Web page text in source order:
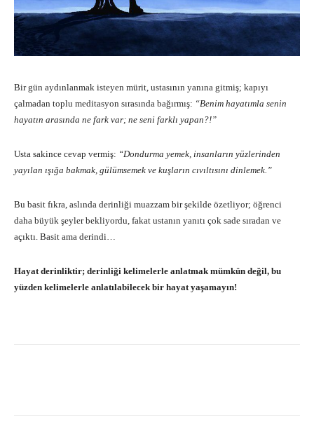
Bir gün aydınlanmak isteyen mürit, ustasının yanına gitmiş; kapıyı
çalmadan toplu meditasyon sırasında bağırmış: “Benim hayatımla senin
hayatın arasında ne fark var; ne seni farklı yapan?!”
Usta sakince cevap vermiş: “Dondurma yemek, insanların yüzlerinden
yayılan ışığa bakmak, gülümsemek ve kuşların cıvıltısını dinlemek.”
Bu basit fıkra, aslında derinliği muazzam bir şekilde özetliyor; öğrenci
daha büyük şeyler bekliyordu, fakat ustanın yanıtı çok sade sıradan ve
açıktı. Basit ama derindi…
Hayat derinliktir; derinliği kelimelerle anlatmak mümkün değil, bu
yüzden kelimelerle anlatılabilecek bir hayat yaşamayın!